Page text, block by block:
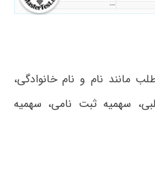
مانند نام و نام خانوادگی،
سهمیه ثبت نامی، سهمیه